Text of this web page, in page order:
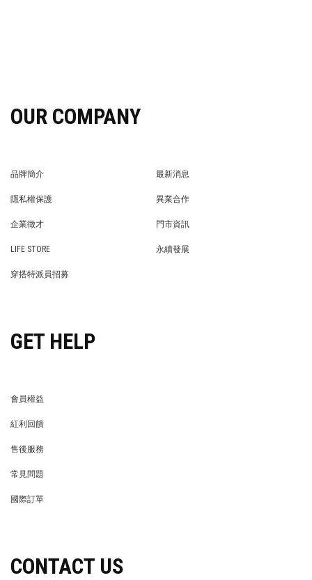
OUR COMPANY
品牌簡介
最新消息
隱私權保護
異業合作
企業徵才
門市資訊
LIFE STORE
永續發展
穿搭特派員招募
GET HELP
會員權益
紅利回饋
售後服務
常見問題
國際訂單
CONTACT US